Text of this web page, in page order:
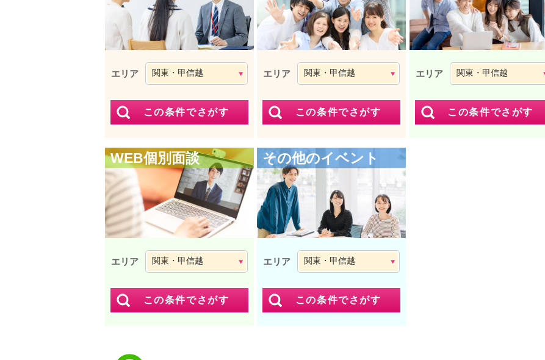
エリア エリア エリア
WEB個別面談
エリア
その他のイベント
エリア